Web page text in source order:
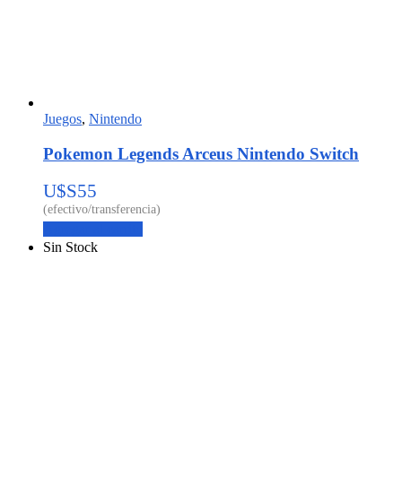
Juegos, Nintendo
Pokemon Legends Arceus Nintendo Switch
U$S55
Sin Stock